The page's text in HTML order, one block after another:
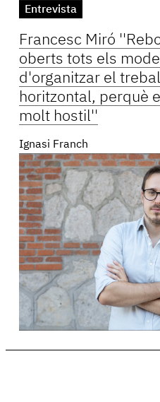
Entrevista
Francesc Miró
oberts tots els
d'organitzar el
horitzontal, perquè
molt hostil''
Ignasi Franch